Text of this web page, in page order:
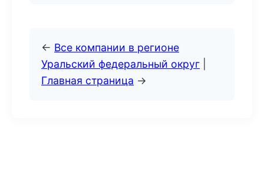
← Все компании в регионе
Уральский федеральный округ
Главная страница →